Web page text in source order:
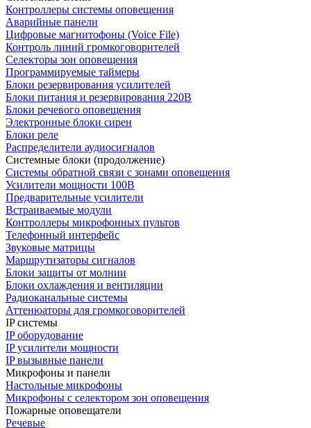
Контроллеры системы оповещения
Аварийные панели
Цифровые магнитофоны (Voice File)
Контроль линий громкоговорителей
Селекторы зон оповещения
Программируемые таймеры
Блоки резервирования усилителей
Блоки питания и резервирования 220В
Блоки речевого оповещения
Электронные блоки сирен
Блоки реле
Распределители аудиосигналов
Системные блоки (продолжение)
Системы обратной связи с зонами оповещения
Усилители мощности 100В
Предварительные усилители
Встраиваемые модули
Контроллеры микрофонных пультов
Телефонный интерфейс
Звуковые матрицы
Маршрутизаторы сигналов
Блоки защиты от молнии
Блоки охлаждения и вентиляции
Радиоканальные системы
Аттенюаторы для громкоговорителей
IP системы
IP оборудование
IP усилители мощности
IP вызывные панели
Микрофоны и панели
Настольные микрофоны
Микрофоны с селектором зон оповещения
Пожарные оповещатели
Речевые